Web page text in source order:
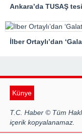
Ankara’da TUSAŞ
İlber Ortaylı’dan
Künye
T.C. Haber © Tüm
içerik kopyalanamaz.